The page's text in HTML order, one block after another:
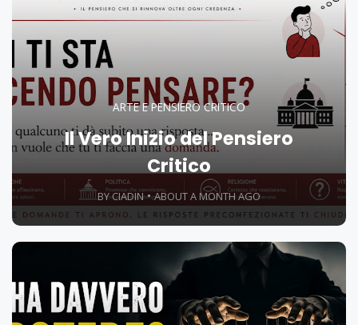
ARTE E PENSIERO CRITICO
Il Vero Inizio del Pensiero
Critico
BY CIADIN ABOUT A MONTH AGO